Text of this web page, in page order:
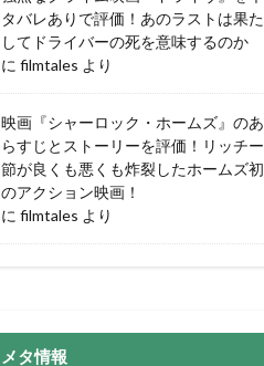
タバレありで評価！あのラストは果た
してドライバーの死を意味するのか
に filmtales より
映画『シャーロック・ホームズ』のあ
らすじとストーリーを評価！リッチー
節が良くも悪くも炸裂したホームズ初
のアクション映画！
に filmtales より
メタ情報